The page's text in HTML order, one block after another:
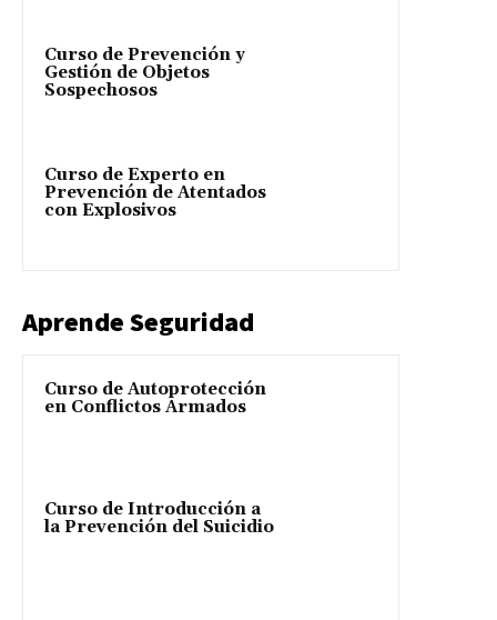
Curso de Prevención y
Gestión de Objetos
Sospechosos
Curso de Experto en
Prevención de Atentados
con Explosivos
Aprende Seguridad
Curso de Autoprotección
en Conflictos Armados
Curso de Introducción a
la Prevención del Suicidio